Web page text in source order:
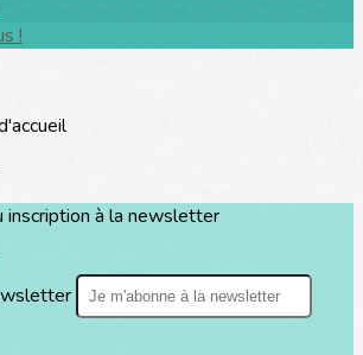
!
inscription à la newsletter